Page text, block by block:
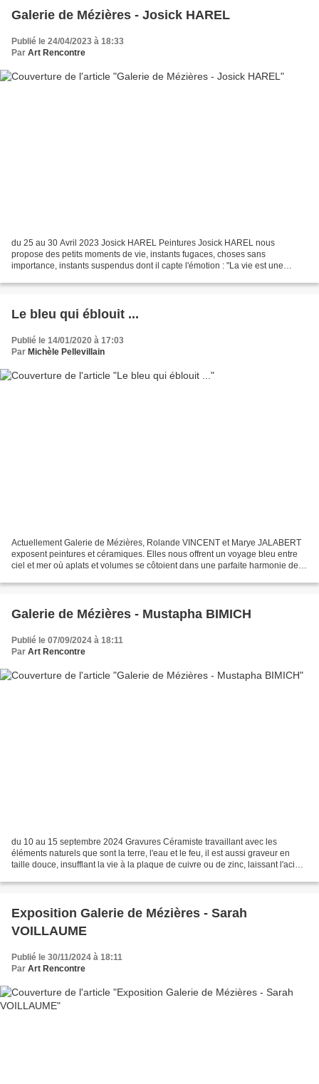
Galerie de Mézières - Josick HAREL
Publié le 24/04/2023 à 18:33
Par Art Rencontre
du 25 au 30 Avril 2023 Josick HAREL Peintures Josick HAREL nous
propose des petits moments de vie, instants fugaces, choses sans
importance, instants suspendus dont il capte l'émotion : "La vie est une
Le bleu qui éblouit ...
Publié le 14/01/2020 à 17:03
Par Michèle Pellevillain
Actuellement Galerie de Mézières, Rolande VINCENT et Marye JALABERT
exposent peintures et céramiques. Elles nous offrent un voyage bleu entre
ciel et mer où aplats et volumes se côtoient dans une parfaite harmonie de
Galerie de Mézières - Mustapha BIMICH
Publié le 07/09/2024 à 18:11
Par Art Rencontre
du 10 au 15 septembre 2024 Gravures Céramiste travaillant avec les
éléments naturels que sont la terre, l'eau et le feu, il est aussi graveur en
taille douce, insufflant la vie à la plaque de cuivre ou de zinc, laissant l'acide
Exposition Galerie de Mézières - Sarah
VOILLAUME
Publié le 30/11/2024 à 18:11
Par Art Rencontre